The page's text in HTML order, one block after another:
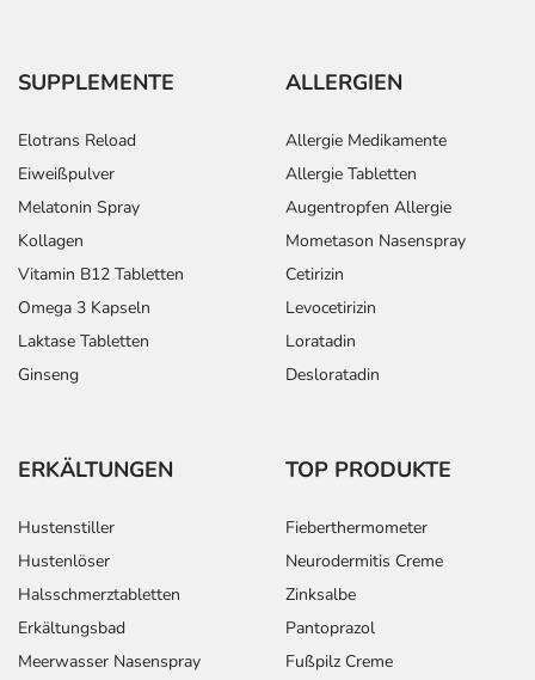
SUPPLEMENTE
Elotrans Reload
Eiweißpulver
Melatonin Spray
Kollagen
Vitamin B12 Tabletten
Omega 3 Kapseln
Laktase Tabletten
Ginseng
ALLERGIEN
Allergie Medikamente
Allergie Tabletten
Augentropfen Allergie
Mometason Nasenspray
Cetirizin
Levocetirizin
Loratadin
Desloratadin
ERKÄLTUNGEN
Hustenstiller
Hustenlöser
Halsschmerztabletten
Erkältungsbad
Meerwasser Nasenspray
TOP PRODUKTE
Fieberthermometer
Neurodermitis Creme
Zinksalbe
Pantoprazol
Fußpilz Creme